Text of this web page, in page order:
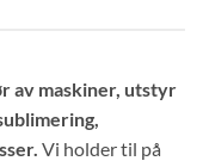
av maskiner, utstyr
Vi holder til på